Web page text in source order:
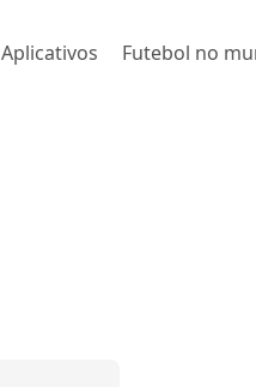
Aplicativos Futebol no